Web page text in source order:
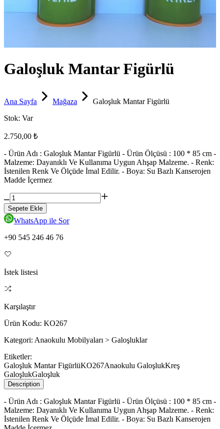
Galoşluk Mantar Figürlü
Ana Sayfa Mağaza
Galoşluk Mantar Figürlü
Stok: Var
2.750,00 ₺
- Ürün Adı : Galoşluk Mantar Figürlü - Ürün Ölçüsü : 100 * 85 cm -
Malzeme: Dayanıklı Ve Kullanıma Uygun Ahşap Malzeme. - Renk:
İstenilen Renk Ve Ölçüde İmal Edilir. - Boya: Su Bazlı Kanserojen
Madde İçermez
Sepete Ekle
WhatsApp ile Sor
+90 545 246 46 76
İstek listesi
Karşılaştır
Ürün Kodu: KO267
Kategori: Anaokulu Mobilyaları > Galoşluklar
Etiketler:
Galoşluk Mantar FigürlüKO267Anaokulu GaloşlukKreş
GaloşlukGaloşluk
Description
- Ürün Adı : Galoşluk Mantar Figürlü - Ürün Ölçüsü : 100 * 85 cm -
Malzeme: Dayanıklı Ve Kullanıma Uygun Ahşap Malzeme. - Renk:
İstenilen Renk Ve Ölçüde İmal Edilir. - Boya: Su Bazlı Kanserojen